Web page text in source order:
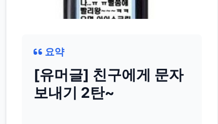
요약
[유머글] 친구에게 문자
보내기 2탄~